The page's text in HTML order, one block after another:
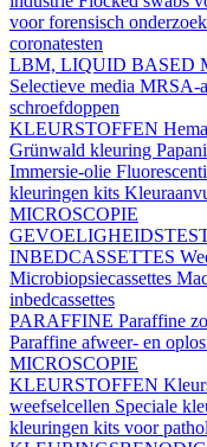
voor forensisch onderzoek
coronatesten
LBM, LIQUID BASED
Selectieve media MRSA-
schroefdoppen
KLEURSTOFFEN
Grünwald kleuring
Immersie-olie
kleuringen kits
MICROSCOPIE
INBEDCASSETTES
Microbiopsiecassettes
inbedcassettes
PARAFFINE Paraffine
Paraffine afweer- en
MICROSCOPIE
KLEURSTOFFEN
weefselcellen Speciale
kleuringen kits voor